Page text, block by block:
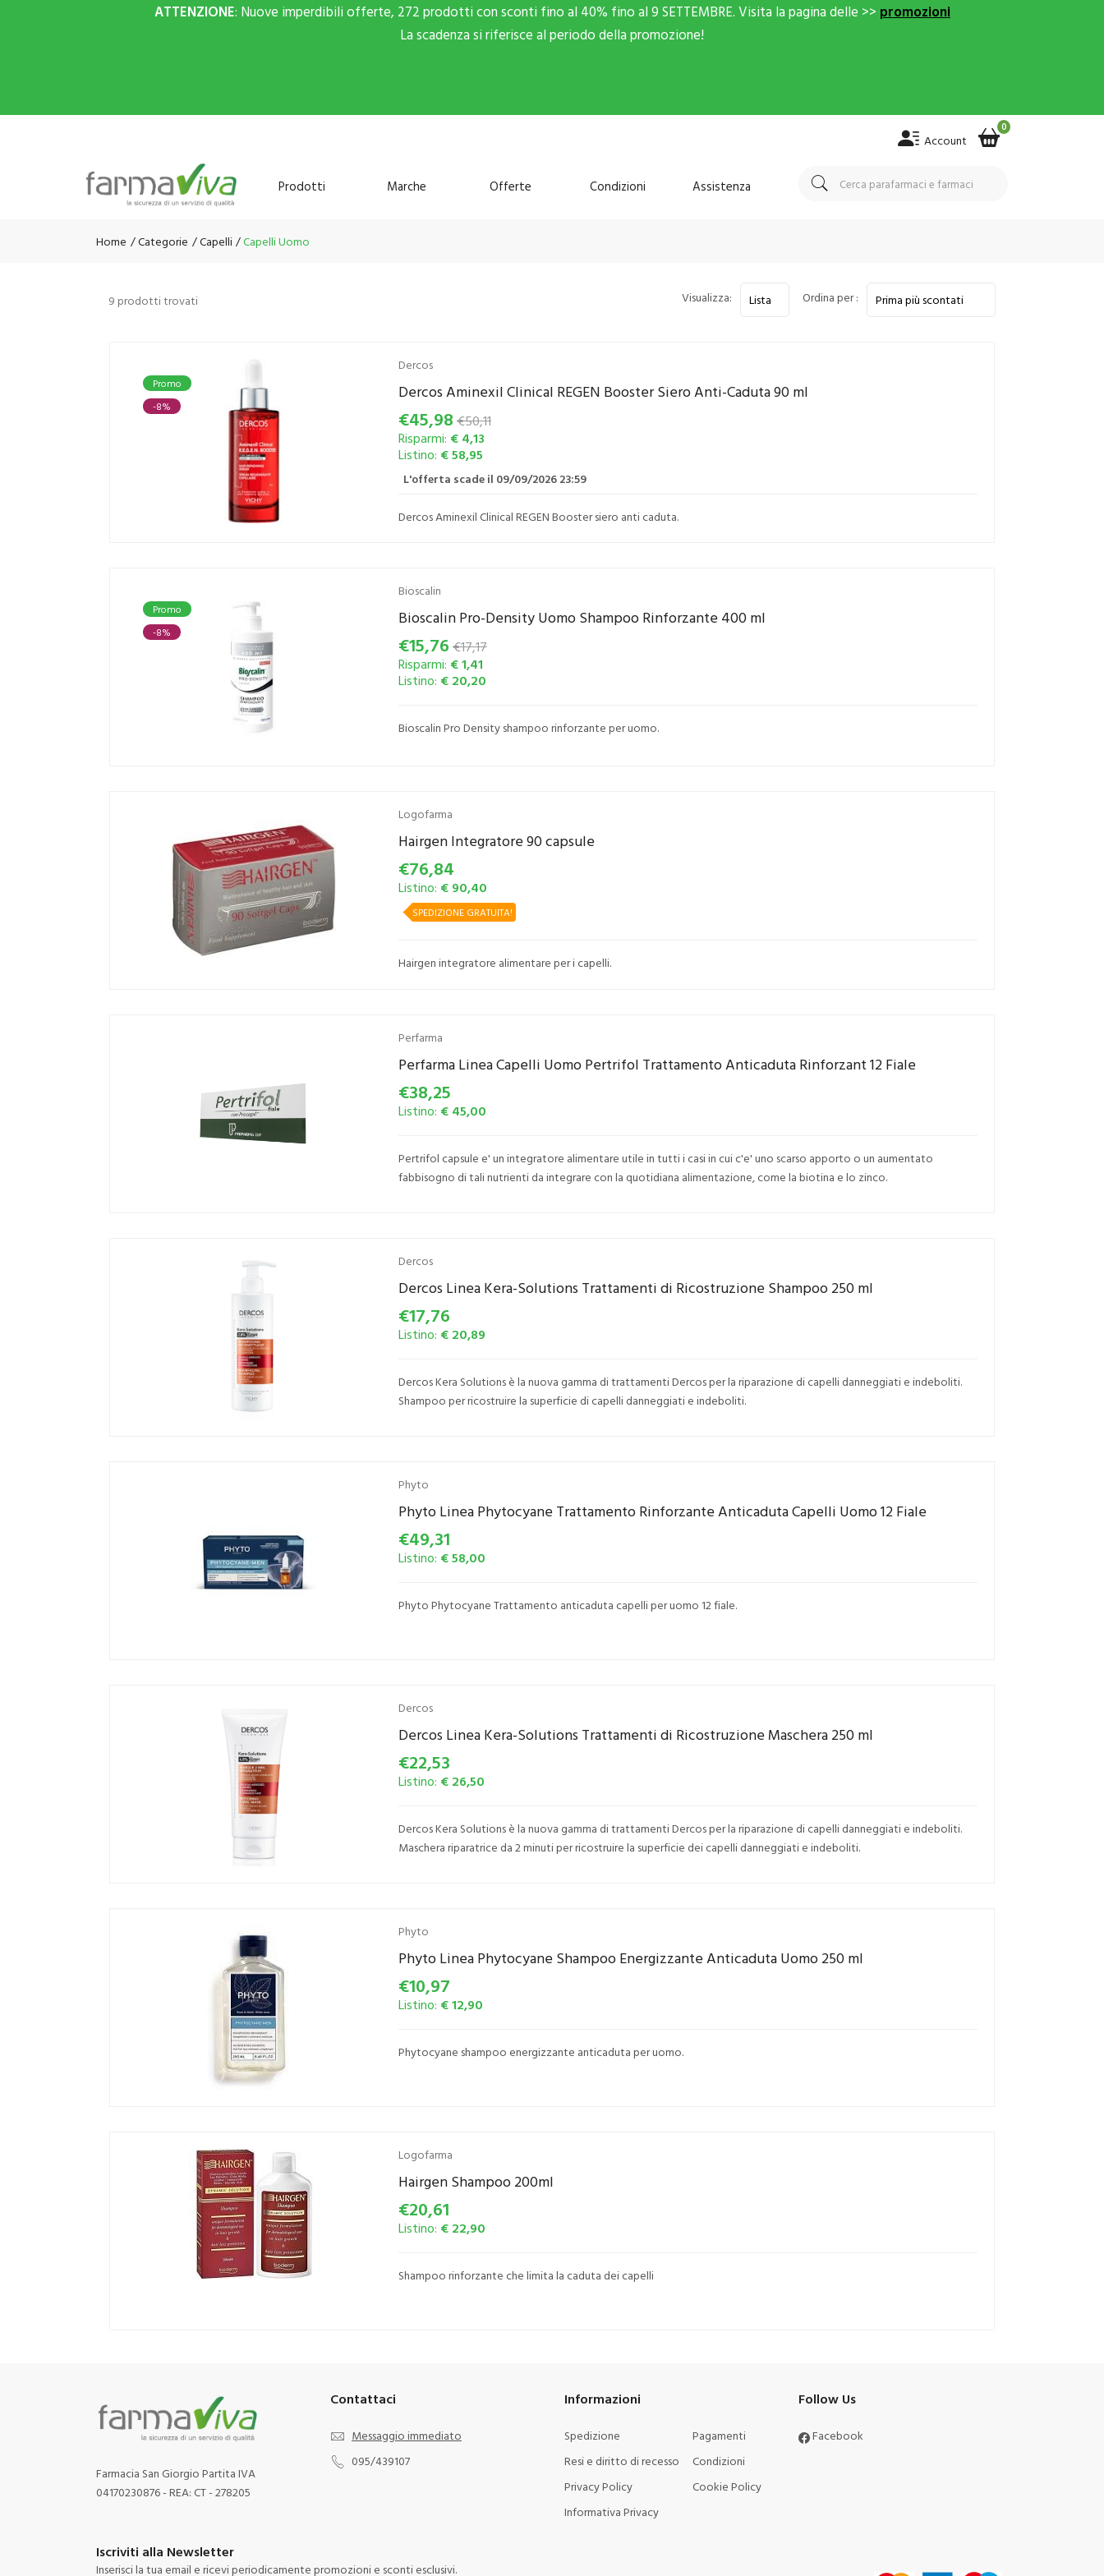
ATTENZIONE: Nuove imperdibili offerte, 272 prodotti con sconti fino al 40% fino al 9 SETTEMBRE. Visita la pagina delle >> promozioni
La scadenza si riferisce al periodo della promozione!
Account
0
Prodotti Marche Offerte Condizioni Assistenza
Home Categorie Capelli Capelli Uomo
9 prodotti trovati Visualizza: Ordina per :
Promo
-8%
Dercos
Dercos Aminexil Clinical REGEN Booster Siero Anti-Caduta 90 ml
€45,98 €50,11
Risparmi: € 4,13
Listino: € 58,95
L'offerta scade il 09/09/2026 23:59
Dercos Aminexil Clinical REGEN Booster siero anti caduta.
Promo
-8%
Bioscalin
Bioscalin Pro-Density Uomo Shampoo Rinforzante 400 ml
€15,76 €17,17
Risparmi: € 1,41
Listino: € 20,20
Bioscalin Pro Density shampoo rinforzante per uomo.
Logofarma
Hairgen Integratore 90 capsule
€76,84
Listino: € 90,40
SPEDIZIONE GRATUITA!
Hairgen integratore alimentare per i capelli.
Perfarma
Perfarma Linea Capelli Uomo Pertrifol Trattamento Anticaduta Rinforzant 12 Fiale
€38,25
Listino: € 45,00
Pertrifol capsule e' un integratore alimentare utile in tutti i casi in cui c'e' uno scarso apporto o un aumentato
fabbisogno di tali nutrienti da integrare con la quotidiana alimentazione, come la biotina e lo zinco.
Dercos
Dercos Linea Kera-Solutions Trattamenti di Ricostruzione Shampoo 250 ml
€17,76
Listino: € 20,89
Dercos Kera Solutions è la nuova gamma di trattamenti Dercos per la riparazione di capelli danneggiati e indeboliti.
Shampoo per ricostruire la superficie di capelli danneggiati e indeboliti.
Phyto
Phyto Linea Phytocyane Trattamento Rinforzante Anticaduta Capelli Uomo 12 Fiale
€49,31
Listino: € 58,00
Phyto Phytocyane Trattamento anticaduta capelli per uomo 12 fiale.
Dercos
Dercos Linea Kera-Solutions Trattamenti di Ricostruzione Maschera 250 ml
€22,53
Listino: € 26,50
Dercos Kera Solutions è la nuova gamma di trattamenti Dercos per la riparazione di capelli danneggiati e indeboliti.
Maschera riparatrice da 2 minuti per ricostruire la superficie dei capelli danneggiati e indeboliti.
Phyto
Phyto Linea Phytocyane Shampoo Energizzante Anticaduta Uomo 250 ml
€10,97
Listino: € 12,90
Phytocyane shampoo energizzante anticaduta per uomo.
Logofarma
Hairgen Shampoo 200ml
€20,61
Listino: € 22,90
Shampoo rinforzante che limita la caduta dei capelli
Farmacia San Giorgio Partita IVA
04170230876 - REA: CT - 278205
Contattaci
Messaggio immediato
095/439107
Informazioni
Spedizione
Pagamenti
Resi e diritto di recesso
Condizioni
Privacy Policy
Cookie Policy
Informativa Privacy
Follow Us
Facebook
Iscriviti alla Newsletter
Inserisci la tua email e ricevi periodicamente promozioni e sconti esclusivi.